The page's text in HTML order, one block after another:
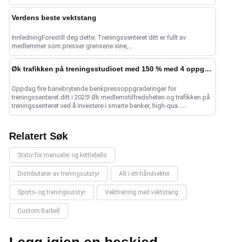
Verdens beste vektstang
InnledningForestill deg dette: Treningssenteret ditt er fullt av
medlemmer som presser grensene sine,...
Øk trafikken på treningsstudioet med 150 % med 4 oppgraderinger av benkpressen
Oppdag fire banebrytende benkpressoppgraderinger for
treningssenteret ditt i 2025! Øk medlemstilfredsheten og trafikken på
treningssenteret ved å investere i smarte benker, high-qua......
Relatert Søk
Stativ for manualer og kettlebells
Distributører av treningsutstyr Alt i ett-håndvekter
Sports- og treningsutstyr Vekttrening med vektstang
Custom Barbell